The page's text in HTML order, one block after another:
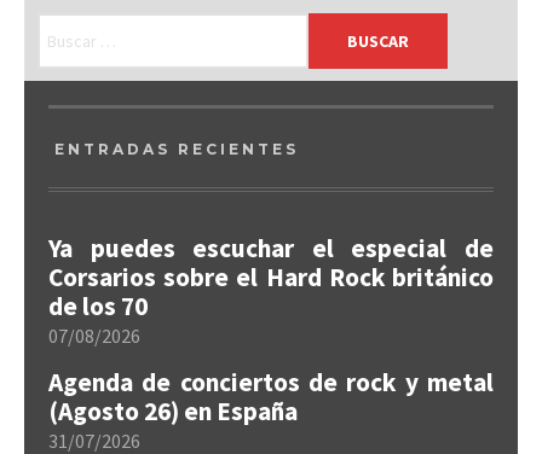
ENTRADAS RECIENTES
Ya puedes escuchar el especial de
Corsarios sobre el Hard Rock británico
de los 70
07/08/2026
Agenda de conciertos de rock y metal
(Agosto 26) en España
31/07/2026